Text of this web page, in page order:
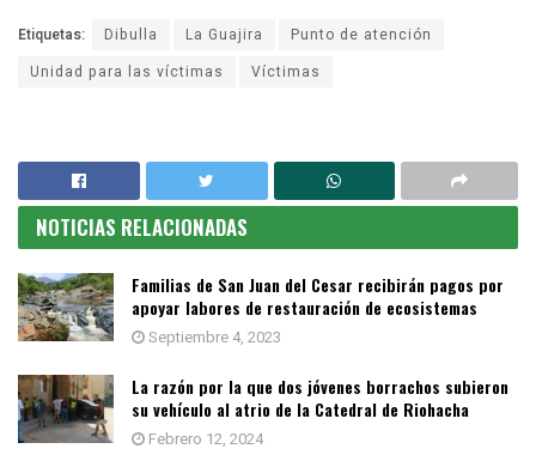
Etiquetas: Dibulla La Guajira
Punto de atención
Unidad para las víctimas
Víctimas
NOTICIAS RELACIONADAS
Familias de San Juan del Cesar recibirán pagos por
apoyar labores de restauración de ecosistemas
Septiembre 4, 2023
La razón por la que dos jóvenes borrachos subieron
su vehículo al atrio de la Catedral de Riohacha
Febrero 12, 2024